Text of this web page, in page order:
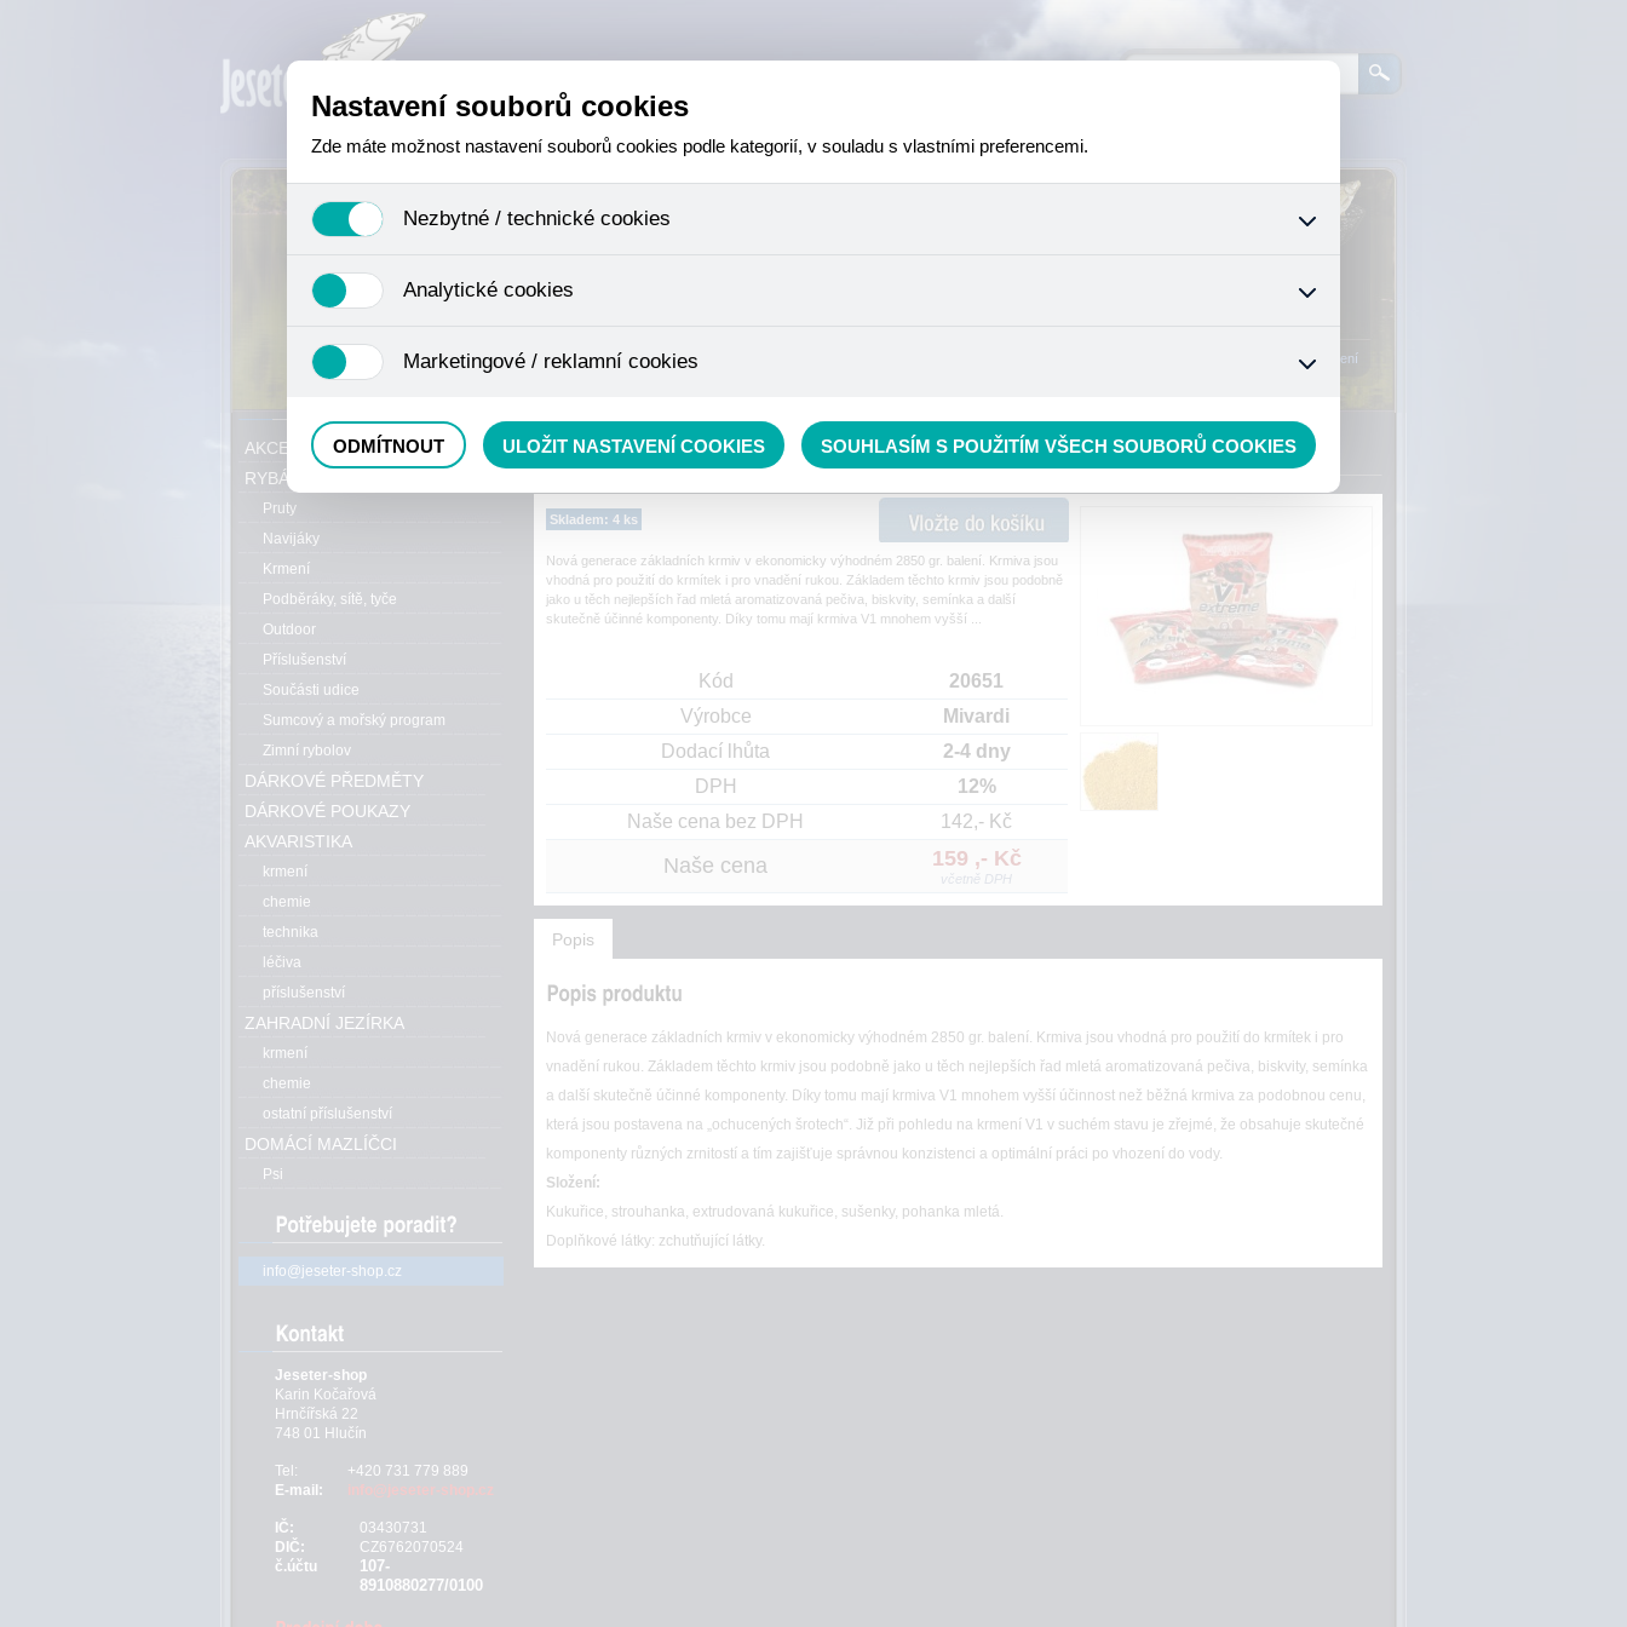
Přihlášení
RYBÁŘSKÝ SORTIMENT»
Skladem: 4 ks
Nová generace základních krmiv v ekonomicky výhodném 2850 gr. balení. Krmiva jsou
vhodná pro použití do krmítek i pro vnadění rukou. Základem těchto krmiv jsou podobně
jako u těch nejlepších řad mletá aromatizovaná pečiva, biskvity, semínka a další
skutečně účinné komponenty. Díky tomu mají krmiva V1 mnohem vyšší ...
Kód
20651
Výrobce
Mivardi
Dodací lhůta
2-4 dny
DPH
12%
Naše cena bez DPH
142,- Kč
Naše cena 159 ,- Kč
včetně DPH
Popis
Nová generace základních krmiv v ekonomicky výhodném 2850 gr. balení. Krmiva jsou vhodná pro použití do krmítek i pro
vnadění rukou. Základem těchto krmiv jsou podobně jako u těch nejlepších řad mletá aromatizovaná pečiva, biskvity, semínka
a další skutečně účinné komponenty. Díky tomu mají krmiva V1 mnohem vyšší účinnost než běžná krmiva za podobnou cenu,
která jsou postavena na „ochucených šrotech“. Již při pohledu na krmení V1 v suchém stavu je zřejmé, že obsahuje skutečné
komponenty různých zrnitostí a tím zajišťuje správnou konzistenci a optimální práci po vhození do vody.
Složení:
Kukuřice, strouhanka, extrudovaná kukuřice, sušenky, pohanka mletá.
Doplňkové látky: zchutňující látky.
AKCE, SLEVY, VÝPRODEJ
RYBÁŘSKÝ SORTIMENT
Pruty
Navijáky
Krmení
Podběráky, sítě, tyče
Outdoor
Příslušenství
Součásti udice
Sumcový a mořský program
Zimní rybolov
DÁRKOVÉ PŘEDMĚTY
DÁRKOVÉ POUKAZY
AKVARISTIKA
krmení
chemie
technika
léčiva
příslušenství
ZAHRADNÍ JEZÍRKA
krmení
chemie
ostatní příslušenství
DOMÁCÍ MAZLÍČCI
Psi
info@jeseter-shop.cz
Jeseter-shop
Karin Kočařová
Hrnčířská 22
748 01 Hlučín
Tel:
+420 731 779 889
E-mail:
info@jeseter-shop.cz
IČ:
03430731
DIČ:
CZ6762070524
č.účtu
107-
8910880277/0100
Nastavení souborů cookies
Zde máte možnost nastavení souborů cookies podle kategorií, v souladu s vlastními preferencemi.
Nezbytné / technické cookies
se mimo jiné k ukládání produktů v nákupním košíku, ovládání filtrů a také nastavení souhlasu s uživáním cookies. Pro tyto cookies
není zapotřebí Váš souhlas a není možné jej ani odebrat.
Analytické cookies
nejedná o osobní údaje, protože anonymizované cookies nelze přiřadit konkrétnímu uživateli. Proto nedokážeme zjistit navštívené
odkazy, prohlížené zboží apod.
Marketingové / reklamní cookies
ODMÍTNOUT ULOŽIT NASTAVENÍ COOKIES SOUHLASÍM S POUŽITÍM VŠECH SOUBORŮ COOKIES